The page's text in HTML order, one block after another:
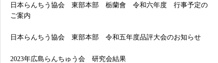
日本らんちう協会 東部本部 栃蘭會 令和六年度 行事予定の
ご案内
日本らんちう協会 東部本部 令和五年度品評大会のお知らせ
2023年広島らんちゅう会 研究会結果